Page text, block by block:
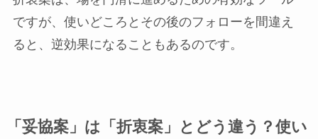
ですが、使いどころとその後のフォローを間違え
ると、逆効果になることもあるのです。
「妥協案」は「折衷案」とどう違う？使い